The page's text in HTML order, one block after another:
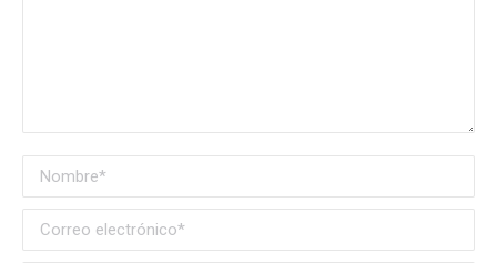
Nombre *
Correo electrónico *